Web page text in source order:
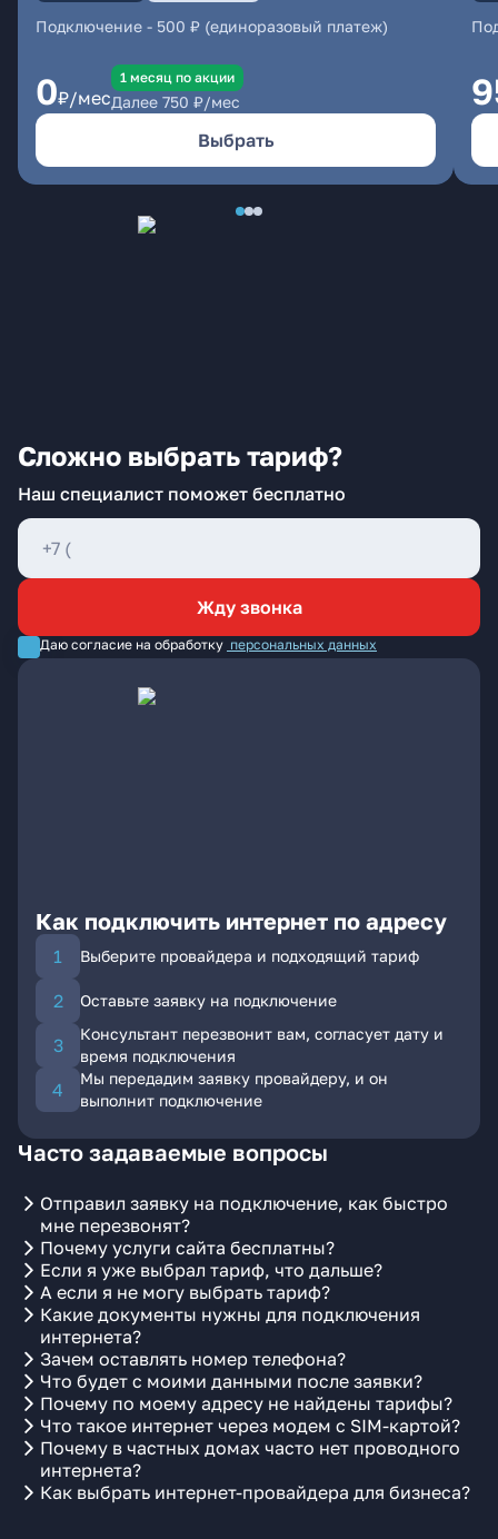
Подключение - 500 ₽ (единоразовый платеж)
0₽/мес
1 месяц по акции
Далее 750 ₽/мес
Выбрать
Сложно выбрать тариф?
Наш специалист поможет бесплатно
Жду звонка
Даю согласие на обработку персональных данных
Как подключить интернет по адресу
Выберите провайдера и подходящий тариф
Оставьте заявку на подключение
Консультант перезвонит вам, согласует дату и
время подключения
Мы передадим заявку провайдеру, и он
выполнит подключение
Часто задаваемые вопросы
Отправил заявку на подключение, как быстро
мне перезвонят?
Почему услуги сайта бесплатны?
Если я уже выбрал тариф, что дальше?
А если я не могу выбрать тариф?
Какие документы нужны для подключения
интернета?
Зачем оставлять номер телефона?
Что будет с моими данными после заявки?
Почему по моему адресу не найдены тарифы?
Что такое интернет через модем с SIM-картой?
Почему в частных домах часто нет проводного
интернета?
Как выбрать интернет-провайдера для бизнеса?